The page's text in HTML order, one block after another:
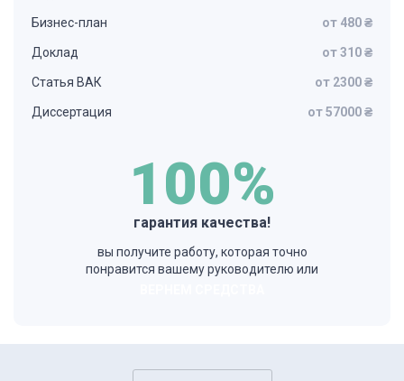
Бизнес-план от 480 ₴
Доклад от 310 ₴
Статья ВАК от 2300 ₴
Диссертация от 57000 ₴
100%
гарантия качества!
вы получите работу, которая точно
понравится вашему руководителю или